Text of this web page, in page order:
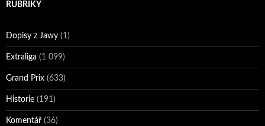
RUBRIKY
Dopisy z Jawy (1)
Extraliga (1 099)
Grand Prix (633)
Historie (191)
Komentář (36)